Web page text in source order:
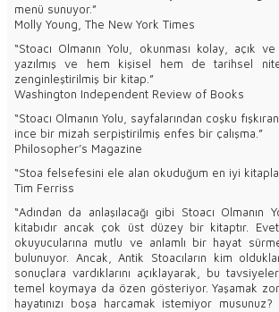
menü sunuyor.”
Molly Young, The New York Times
“Stoacı Olmanın Yolu, okunması kolay, açık
yazılmış ve hem kişisel hem de tarihsel
zenginleştirilmiş bir kitap.”
Washington Independent Review of Books
“Stoacı Olmanın Yolu, sayfalarından coşku
ince bir mizah serpiştirilmiş enfes bir çalışma.”
Philosopher’s Magazine
“Stoa felsefesini ele alan okuduğum en iyi
Tim Ferriss
“Adından da anlaşılacağı gibi Stoacı Olmanın
kitabıdır ancak çok üst düzey bir kitaptır.
okuyucularına mutlu ve anlamlı bir hayat
bulunuyor. Ancak, Antik Stoacıların kim
sonuçlara vardıklarını açıklayarak, bu
temel koymaya da özen gösteriyor. Yaşamak
hayatınızı boşa harcamak istemiyor